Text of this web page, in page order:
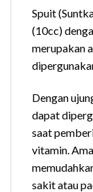
Spuit
(10cc)
merupakan
Dengan
dapat
saat
vitamin.
sakit atau